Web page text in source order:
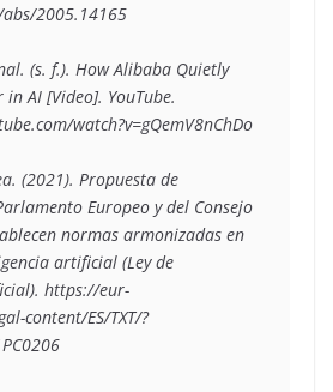
2005.14165
(s. f.). How Alibaba Quietly
in AI [Video]. YouTube.
(2021). Propuesta de
Europeo y del Consejo
normas armonizadas en
artificial (Ley de
https://eur-
content/ES/TXT/?